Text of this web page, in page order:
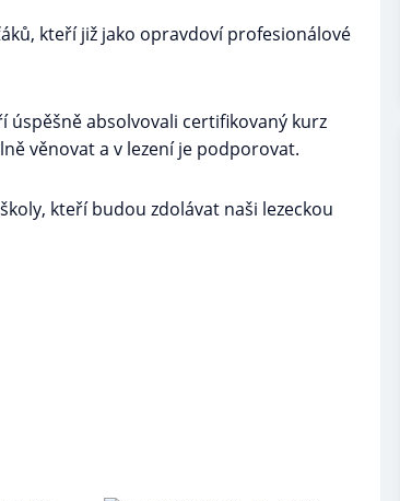
kteří již jako opravdoví profesionálové
úspěšně absolvovali certifikovaný kurz
věnovat a v lezení je podporovat.
kteří budou zdolávat naši lezeckou